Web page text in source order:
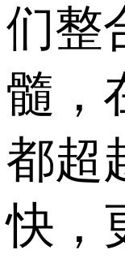
们整
髓，
都超
快，